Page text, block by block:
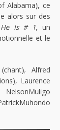
Alabama), ce
alors sur des
He Is # 1, un
et le
Alfred
Laurence